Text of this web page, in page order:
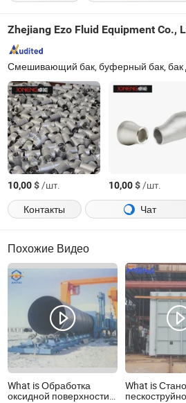
Zhejiang Ezo Fluid Equipment Co.,
10,00$/шт. 10,00$/шт.
Контакты
Чат
Похожие Видео
What is Обработка
оксидной поверхности
What is